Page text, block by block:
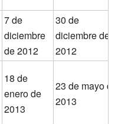
7 de
diciembre
de 2012
30 de
diciembre de
2012
18 de
enero de
2013
23 de mayo de
2013